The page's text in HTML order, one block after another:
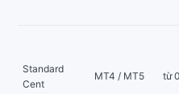
Standard
Cent
MT4 / MT5 từ